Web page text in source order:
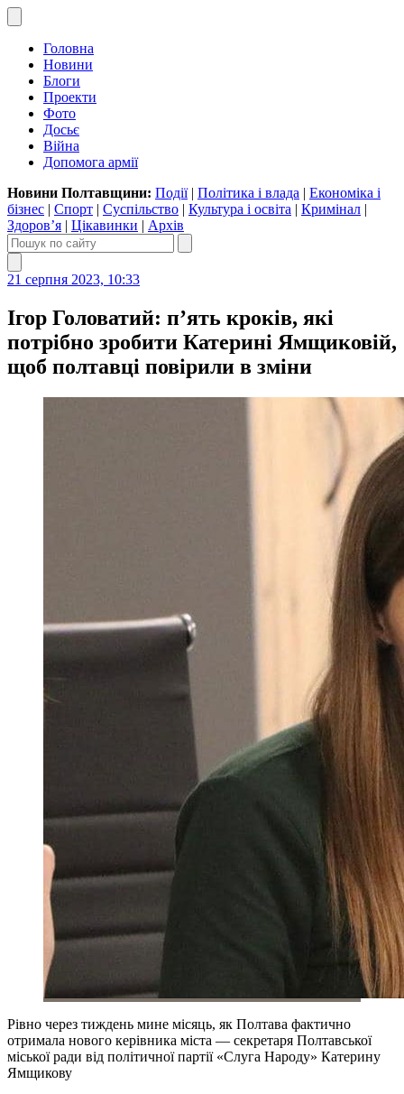
Головна
Новини
Блоги
Проекти
Фото
Досьє
Війна
Допомога армії
Новини Полтавщини: Події| Політика і влада | Економіка і
бізнес | Спорт | Суспільство | Культура і освіта | Кримінал |
Здоров’я | Цікавинки | Архів
21 серпня 2023, 10:33
Ігор Головатий: п’ять кроків, які
потрібно зробити Катерині Ямщиковій,
щоб полтавці повірили в зміни
Рівно через тиждень мине місяць, як Полтава фактично
отримала нового керівника міста — секретаря Полтавської
міської ради від політичної партії «Слуга Народу» Катерину
Ямщикову